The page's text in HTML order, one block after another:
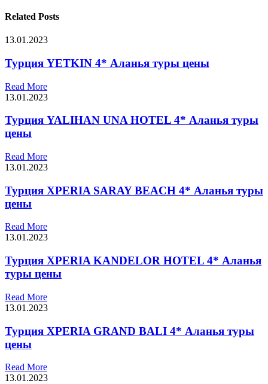
Related Posts
13.01.2023
Турция YETKIN 4* Аланья туры цены
Read More
13.01.2023
Турция YALIHAN UNA HOTEL 4* Аланья туры
цены
Read More
13.01.2023
Турция XPERIA SARAY BEACH 4* Аланья туры
цены
Read More
13.01.2023
Турция XPERIA KANDELOR HOTEL 4* Аланья
туры цены
Read More
13.01.2023
Турция XPERIA GRAND BALI 4* Аланья туры
цены
Read More
13.01.2023